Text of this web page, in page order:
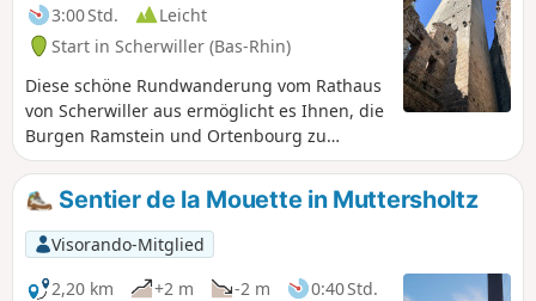
3:00 Std.
Leicht
Start in Scherwiller (Bas-Rhin)
Diese schöne Rundwanderung vom Rathaus
von Scherwiller aus ermöglicht es Ihnen, die
Burgen Ramstein und Ortenbourg zu
besuchen, durch die Weinberge zu wandern
und den herrlichen Wald von Ortenberg zu
erkunden. Sehr schöne Ausblicke auf die
Ebene des Elsass, die Haut Koenigsbourg
und die Vogesen.
Sentier de la Mouette in Muttersholtz
Visorando-Mitglied
2,20 km
+2 m -2 m
0:40 Std.